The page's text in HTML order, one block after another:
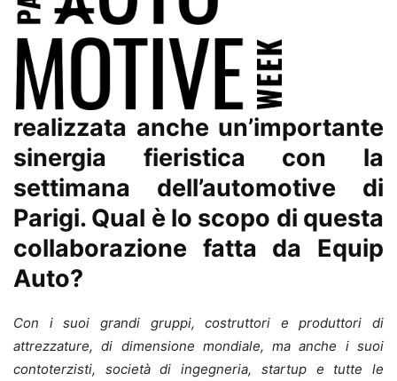
realizzata anche un’importante
sinergia fieristica con la
settimana dell’automotive di
Parigi. Qual è lo scopo di questa
collaborazione fatta da Equip
Auto?
Con i suoi grandi gruppi, costruttori e produttori di
attrezzature, di dimensione mondiale, ma anche i suoi
contoterzisti, società di ingegneria, startup e tutte le